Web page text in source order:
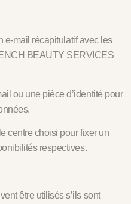
e-mail récapitulatif avec les
BEAUTY SERVICES
ou une pièce d’identité pour
centre choisi pour fixer un
respectives.
être utilisés s’ils sont